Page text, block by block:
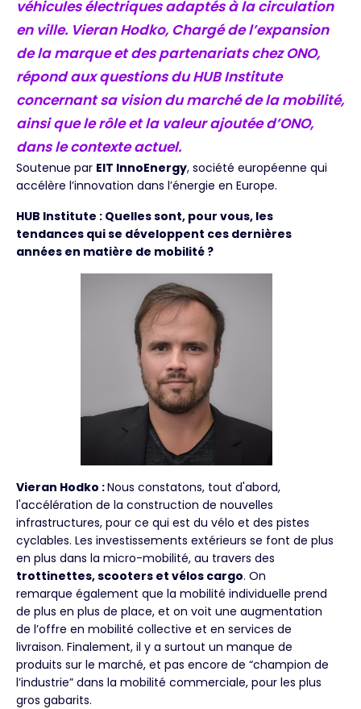
véhicules électriques adaptés à la circulation
en ville. Vieran Hodko, Chargé de l’expansion
de la marque et des partenariats chez ONO,
répond aux questions du HUB Institute
concernant sa vision du marché de la mobilité,
ainsi que le rôle et la valeur ajoutée d’ONO,
dans le contexte actuel.
Soutenue par EIT InnoEnergy, société européenne qui
accélère l’innovation dans l’énergie en Europe.
HUB Institute : Quelles sont, pour vous, les
tendances qui se développent ces dernières
années en matière de mobilité ?
Vieran Hodko :Nous constatons, tout d'abord,
l'accélération de la construction de nouvelles
infrastructures, pour ce qui est du vélo et des pistes
cyclables. Les investissements extérieurs se font de plus
en plus dans la micro-mobilité, au travers des
trottinettes, scooters et vélos cargo. On
remarque également que la mobilité individuelle prend
de plus en plus de place, et on voit une augmentation
de l’offre en mobilité collective et en services de
livraison. Finalement, il y a surtout un manque de
produits sur le marché, et pas encore de “champion de
l’industrie” dans la mobilité commerciale, pour les plus
gros gabarits.